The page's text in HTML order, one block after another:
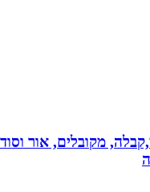
מקובלים, אור